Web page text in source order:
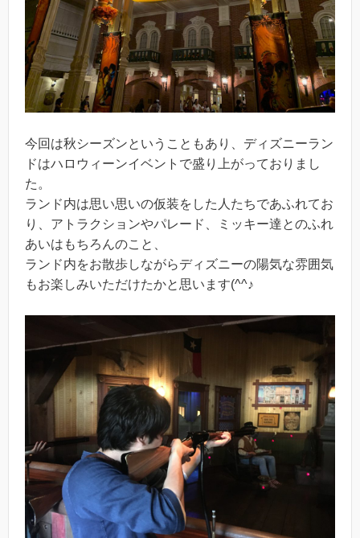
今回は秋シーズンということもあり、ディズニーラン
ドはハロウィーンイベントで盛り上がっておりまし
た。
ランド内は思い思いの仮装をした人たちであふれてお
り、アトラクションやパレード、ミッキー達とのふれ
あいはもちろんのこと、
ランド内をお散歩しながらディズニーの陽気な雰囲気
もお楽しみいただけたかと思います(^^♪